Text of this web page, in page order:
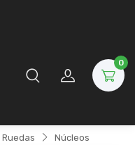
0
Ruedas Núcleos